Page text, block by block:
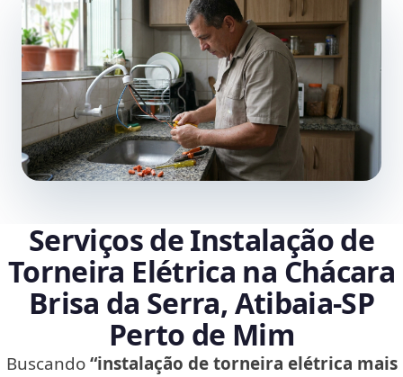
Serviços de Instalação de
Torneira Elétrica na Chácara
Brisa da Serra, Atibaia‑SP
Perto de Mim
Buscando“instalação de torneira elétrica mais